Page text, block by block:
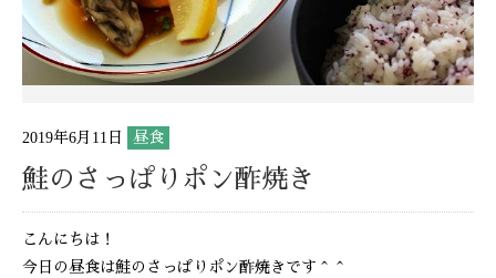
2019年6月11日 昼食
鮭のさっぱりポン酢焼き
こんにちは！
今日の昼食は鮭のさっぱりポン酢焼きです＾＾